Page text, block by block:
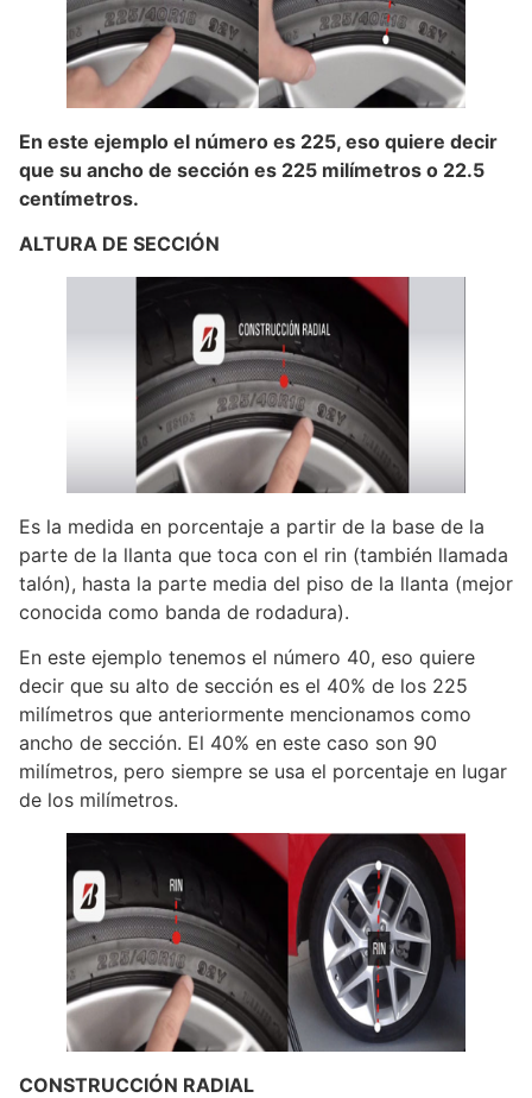
En este ejemplo el número es 225, eso quiere decir
que su ancho de sección es 225 milímetros o 22.5
centímetros.
ALTURA DE SECCIÓN
Es la medida en porcentaje a partir de la base de la
parte de la llanta que toca con el rin (también llamada
talón), hasta la parte media del piso de la llanta (mejor
conocida como banda de rodadura).
En este ejemplo tenemos el número 40, eso quiere
decir que su alto de sección es el 40% de los 225
milímetros que anteriormente mencionamos como
ancho de sección. El 40% en este caso son 90
milímetros, pero siempre se usa el porcentaje en lugar
de los milímetros.
CONSTRUCCIÓN RADIAL